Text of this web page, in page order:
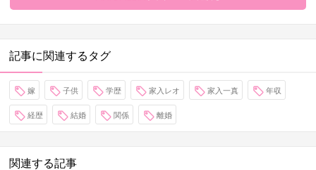
記事に関連するタグ
嫁 子供 学歴 家入レオ 家入一真 年収
経歴 結婚 関係 離婚
関連する記事